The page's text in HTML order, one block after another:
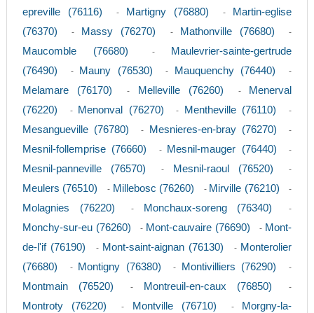
epreville (76116)
- Martigny (76880) -
Martin-eglise
(76370)
- Massy (76270) - Mathonville (76680) -
Maucomble (76680) -
Maulevrier-sainte-gertrude
(76490)
- Mauny (76530) - Mauquenchy (76440) -
Melamare (76170) - Melleville (76260) -
Menerval
(76220)
- Menonval (76270) - Mentheville (76110) -
Mesangueville (76780) - Mesnieres-en-bray (76270) -
Mesnil-follemprise (76660) - Mesnil-mauger (76440) -
Mesnil-panneville (76570) - Mesnil-raoul (76520) -
Meulers (76510) - Millebosc (76260) - Mirville (76210) -
Molagnies (76220) - Monchaux-soreng (76340) -
Monchy-sur-eu (76260) - Mont-cauvaire (76690) - Mont-
de-l'if (76190)
- Mont-saint-aignan (76130) - Monterolier
(76680)
- Montigny (76380) - Montivilliers (76290) -
Montmain (76520) - Montreuil-en-caux (76850) -
Montroty (76220) - Montville (76710) -
Morgny-la-